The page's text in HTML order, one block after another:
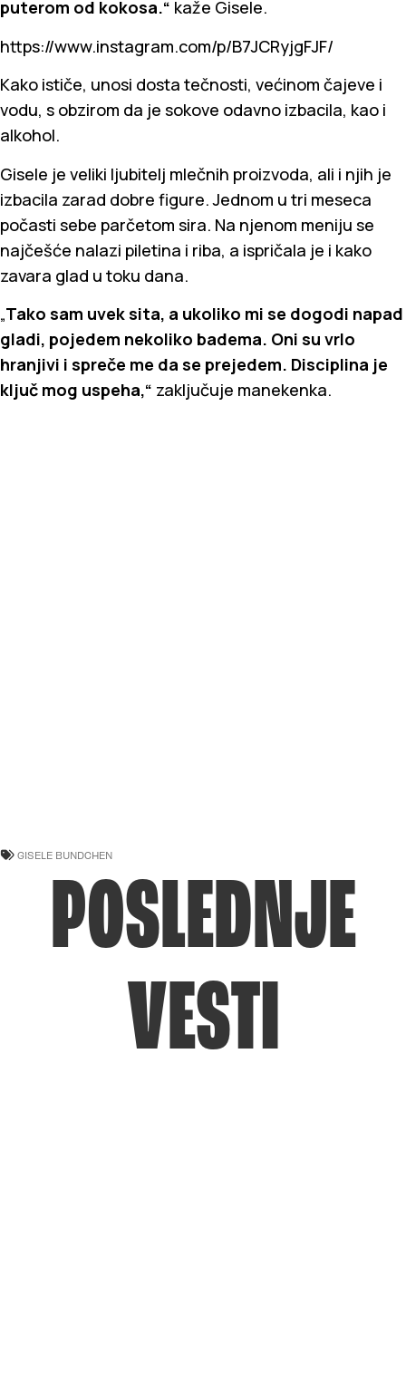
puterom od kokosa.“ kaže Gisele.
https://www.instagram.com/p/B7JCRyjgFJF/
Kako ističe, unosi dosta tečnosti, većinom čajeve i
vodu, s obzirom da je sokove odavno izbacila, kao i
alkohol.
Gisele je veliki ljubitelj mlečnih proizvoda, ali i njih je
izbacila zarad dobre figure. Jednom u tri meseca
počasti sebe parčetom sira. Na njenom meniju se
najčešće nalazi piletina i riba, a ispričala je i kako
zavara glad u toku dana.
„Tako sam uvek sita, a ukoliko mi se dogodi napad
gladi, pojedem nekoliko badema. Oni su vrlo
hranjivi i spreče me da se prejedem. Disciplina je
ključ mog uspeha,“ zaključuje manekenka.
GISELE BUNDCHEN
POSLEDNJE
VESTI